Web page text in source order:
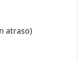
atraso)